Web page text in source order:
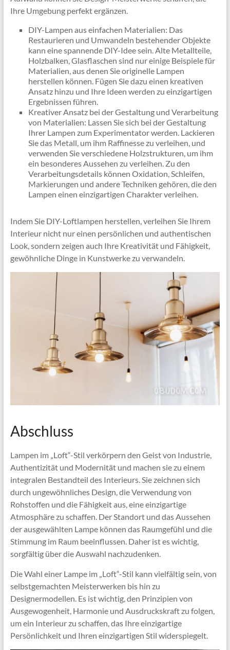
Ihre Umgebung perfekt ergänzen.
DIY-Lampen aus einfachen Materialien: Das
Restaurieren und Umwandeln bestehender Objekte
kann eine spannende DIY-Idee sein. Alte Metallteile,
Holzbalken, Glasflaschen sind nur einige Beispiele für
Materialien, aus denen Sie originelle Lampen
herstellen können. Fügen Sie dazu einen kreativen
Ansatz hinzu und Ihre Ideen werden zu einzigartigen
Ergebnissen führen.
Kreativer Ansatz bei der Gestaltung und Verarbeitung
von Materialien: Lassen Sie sich bei der Gestaltung
Ihrer Lampen zum Experimentator werden. Lackieren
Sie das Metall, um ihm Raffinesse zu verleihen, und
verwenden Sie verschiedene Holzstrukturen, um ihm
ein besonderes Aussehen zu verleihen. Zu den
Verarbeitungsdetails können Oxidation, Schleifen,
Markierungen und andere Techniken gehören, die den
Lampen einen einzigartigen Charakter verleihen.
Indem Sie DIY-Loftlampen herstellen, verleihen Sie Ihrem
Interieur nicht nur einen persönlichen und authentischen
Look, sondern zeigen auch Ihre Kreativität und Fähigkeit,
gewöhnliche Dinge in Kunstwerke zu verwandeln.
Abschluss
Lampen im „Loft“-Stil verkörpern den Geist von Industrie,
Authentizität und Modernität und machen sie zu einem
integralen Bestandteil des Interieurs. Sie zeichnen sich
durch ungewöhnliches Design, die Verwendung von
Rohstoffen und die Fähigkeit aus, eine einzigartige
Atmosphäre zu schaffen. Der Standort und das Aussehen
der ausgewählten Lampe können das Raumgefühl und die
Stimmung im Raum beeinflussen. Daher ist es wichtig,
sorgfältig über die Auswahl nachzudenken.
Die Wahl einer Lampe im „Loft“-Stil kann vielfältig sein, von
selbstgemachten Meisterwerken bis hin zu
Designermodellen. Es ist wichtig, den Prinzipien von
Ausgewogenheit, Harmonie und Ausdruckskraft zu folgen,
um ein Interieur zu schaffen, das Ihre einzigartige
Persönlichkeit und Ihren einzigartigen Stil widerspiegelt.